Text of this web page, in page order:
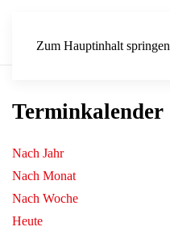
Zum Hauptinhalt springen
Terminkalender
Nach Jahr
Nach Monat
Nach Woche
Heute